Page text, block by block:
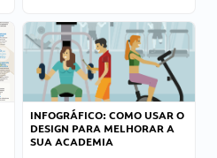
INFOGRÁFICO: COMO USAR O
DESIGN PARA MELHORAR A
SUA ACADEMIA